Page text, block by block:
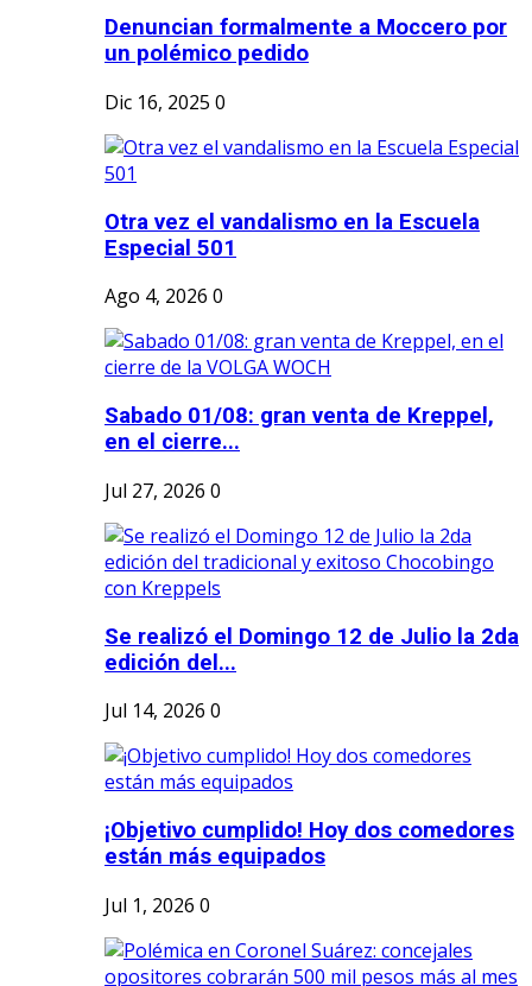
Denuncian formalmente a Moccero por
un polémico pedido
Dic 16, 2025 0
Otra vez el vandalismo en la Escuela
Especial 501
Ago 4, 2026 0
Sabado 01/08: gran venta de Kreppel,
en el cierre...
Jul 27, 2026 0
Se realizó el Domingo 12 de Julio la 2da
edición del...
Jul 14, 2026 0
¡Objetivo cumplido! Hoy dos comedores
están más equipados
Jul 1, 2026 0